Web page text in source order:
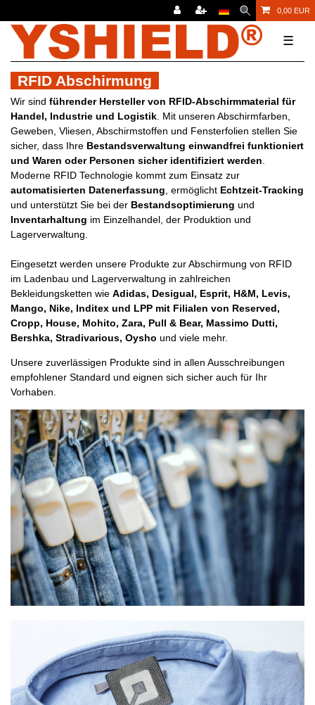
0,00 EUR
☰
RFID Abschirmung
Wir sind führender Hersteller von RFID-Abschirmmaterial für
Handel, Industrie und Logistik . Mit unseren Abschirmfarben,
Geweben, Vliesen, Abschirmstoffen und Fensterfolien stellen Sie
sicher, dass Ihre Bestandsverwaltung einwandfrei funktioniert
und Waren oder Personen sicher identifiziert werden
Moderne RFID Technologie kommt zum Einsatz zur
automatisierten Datenerfassung , ermöglicht Echtzeit-Tracking
und unterstützt Sie bei der Bestandsoptimierung und
Inventarhaltung im Einzelhandel, der Produktion und
Lagerverwaltung.
Eingesetzt werden unsere Produkte zur Abschirmung von RFID
im Ladenbau und Lagerverwaltung in zahlreichen
Bekleidungsketten wie Adidas, Desigual, Esprit, H&M, Levis,
Mango, Nike, Inditex und LPP mit Filialen von Reserved,
Cropp, House, Mohito, Zara, Pull & Bear, Massimo Dutti,
Bershka, Stradivarious, Oysho und viele mehr.
Unsere zuverlässigen Produkte sind in allen Ausschreibungen
empfohlener Standard und eignen sich sicher auch für Ihr
Vorhaben.